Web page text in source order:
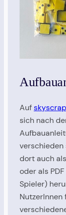
Auf
sich nach
verschieden
dort auch
oder als
Spieler)